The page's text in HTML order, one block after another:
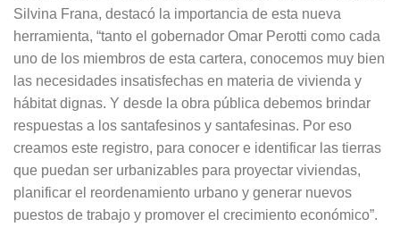
Silvina Frana, destacó la importancia de esta nueva
herramienta, “tanto el gobernador Omar Perotti como cada
uno de los miembros de esta cartera, conocemos muy bien
las necesidades insatisfechas en materia de vivienda y
hábitat dignas. Y desde la obra pública debemos brindar
respuestas a los santafesinos y santafesinas. Por eso
creamos este registro, para conocer e identificar las tierras
que puedan ser urbanizables para proyectar viviendas,
planificar el reordenamiento urbano y generar nuevos
puestos de trabajo y promover el crecimiento económico”.